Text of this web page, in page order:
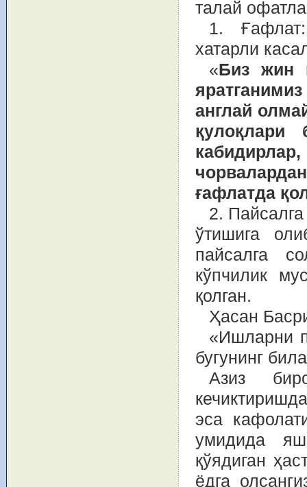
талай
1.
хатарли
«Биз жин
англай
қулоқлари
ғафлатда
2.
ўтишига
пайсалга
кўпчилик
қолган.
Ҳасан
«Ишларни
бугунинг
Азиз
эса
умидида
қўядиган
ёдга